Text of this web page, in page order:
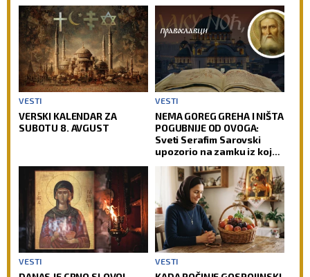
VESTI
VERSKI KALENDAR ZA
SUBOTU 8. AVGUST
VESTI
NEMA GOREG GREHA I NIŠTA
POGUBNIJE OD OVOGA:
Sveti Serafim Sarovski
upozorio na zamku iz koje
VESTI VESTI